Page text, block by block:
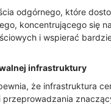
odgórnego, które
koncentrującego się
i wspierać
infrastruktury
że infrastruktura